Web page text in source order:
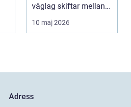
väglag skiftar mellan
sommar och ...
10 maj 2026
Adress